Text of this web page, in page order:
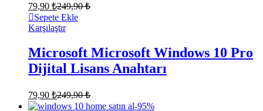
79,90 ₺249,90₺
Sepete Ekle
Karşılaştır
Microsoft Microsoft Windows 10 Pro
Dijital Lisans Anahtarı
79,90 ₺249,90₺
-95%